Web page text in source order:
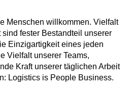
Menschen willkommen. Vielfalt
fester Bestandteil unserer
Einzigartigkeit eines jeden
Vielfalt unserer Teams,
Kraft unserer täglichen Arbeit
Logistics is People Business.